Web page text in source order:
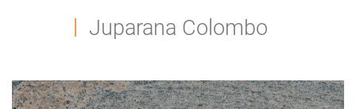
Juparana Colombo